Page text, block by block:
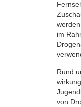
im
Rund
von